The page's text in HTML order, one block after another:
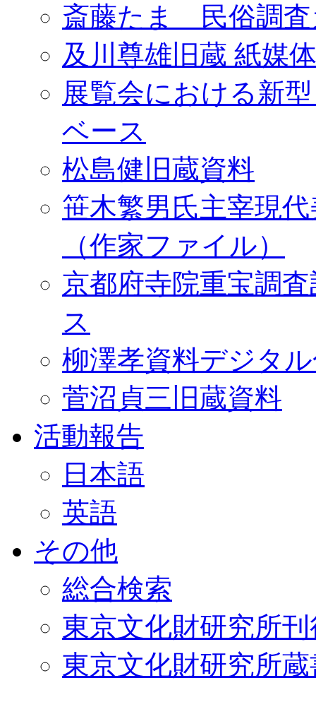
斎藤たま 民俗調査
及川尊雄旧蔵 紙媒
展覧会における新
ベース
松島健旧蔵資料
笹木繁男氏主宰現
（作家ファイル）
京都府寺院重宝調
ス
柳澤孝資料デジタ
菅沼貞三旧蔵資料
活動報告
日本語
英語
その他
総合検索
東京文化財研究所
東京文化財研究所